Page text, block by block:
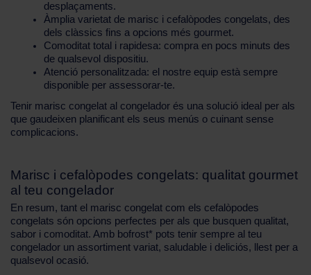
desplaçaments.
Àmplia varietat de marisc i cefalòpodes congelats, des
dels clàssics fins a opcions més gourmet.
Comoditat total i rapidesa: compra en pocs minuts des
de qualsevol dispositiu.
Atenció personalitzada: el nostre equip està sempre
disponible per assessorar-te.
Tenir marisc congelat al congelador és una solució ideal per als
que gaudeixen planificant els seus menús o cuinant sense
complicacions.
Marisc i cefalòpodes congelats: qualitat gourmet
al teu congelador
En resum, tant el marisc congelat com els cefalòpodes
congelats són opcions perfectes per als que busquen qualitat,
sabor i comoditat. Amb bofrost* pots tenir sempre al teu
congelador un assortiment variat, saludable i deliciós, llest per a
qualsevol ocasió.